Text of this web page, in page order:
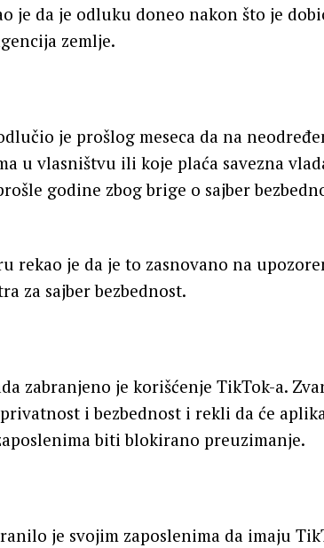
je da je odluku doneo nakon što je
zemlje.
je prošlog meseca da na
u vlasništvu ili koje plaća savezna
godine zbog brige o sajber
rekao je da je to zasnovano na
za sajber bezbednost.
zabranjeno je korišćenje TikTok-a.
i bezbednost i rekli da će
biti blokirano preuzimanje.
je svojim zaposlenima da imaju